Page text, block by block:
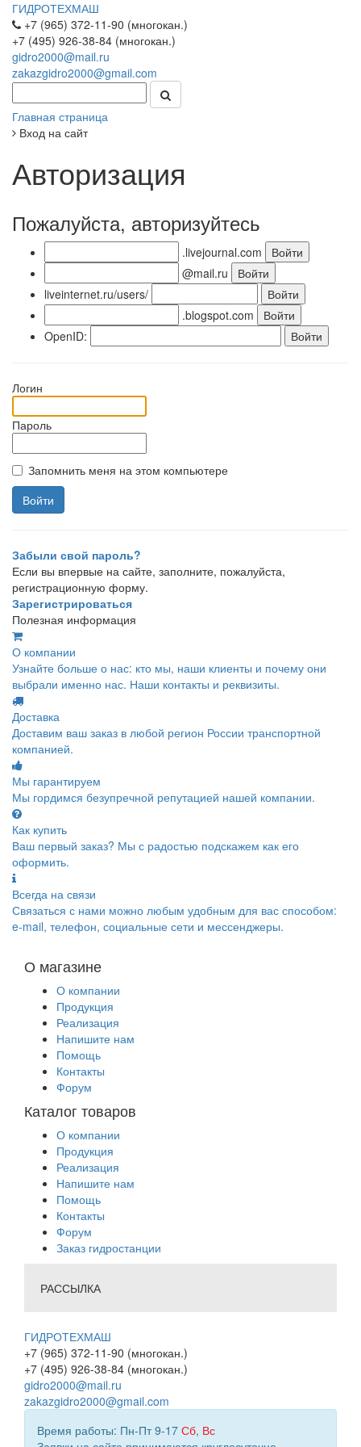
ГИДРОТЕХМАШ
+7 (965) 372-11-90 (многокан.)
+7 (495) 926-38-84 (многокан.)
gidro2000@mail.ru
zakazgidro2000@gmail.com
Главная страница
Вход на сайт
Авторизация
Пожалуйста, авторизуйтесь
.livejournal.com
@mail.ru
liveinternet.ru/users/
.blogspot.com
OpenID:
Логин
Пароль
Запомнить меня на этом компьютере
Забыли свой пароль?
Если вы впервые на сайте, заполните, пожалуйста,
регистрационную форму.
Зарегистрироваться
Полезная информация
О компании
Узнайте больше о нас: кто мы, наши клиенты и почему они
выбрали именно нас. Наши контакты и реквизиты.
Доставка
Доставим ваш заказ в любой регион России транспортной
компанией.
Мы гарантируем
Мы гордимся безупречной репутацией нашей компании.
Как купить
Ваш первый заказ? Мы с радостью подскажем как его
оформить.
Всегда на связи
Связаться с нами можно любым удобным для вас способом:
e-mail, телефон, социальные сети и мессенджеры.
О магазине
О компании
Продукция
Реализация
Напишите нам
Помощь
Контакты
Форум
Каталог товаров
О компании
Продукция
Реализация
Напишите нам
Помощь
Контакты
Форум
Заказ гидростанции
РАССЫЛКА
ГИДРОТЕХМАШ
+7 (965) 372-11-90 (многокан.)
+7 (495) 926-38-84 (многокан.)
gidro2000@mail.ru
zakazgidro2000@gmail.com
Время работы: Пн-Пт 9-17 Сб, Вс